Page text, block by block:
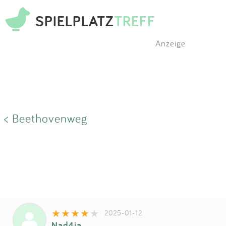
SPIELPLATZTREFF
Anzeige
< Beethovenweg
2025-01-12